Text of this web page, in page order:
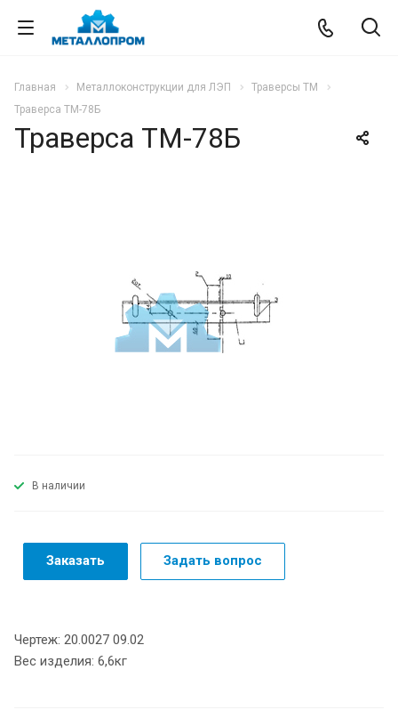
Главная Металлоконструкции для ЛЭП
Траверсы ТМ
Траверса ТМ-78Б
Траверса ТМ-78Б
В наличии
Заказать Задать вопрос
Чертеж: 20.0027 09.02
Вес изделия: 6,6кг